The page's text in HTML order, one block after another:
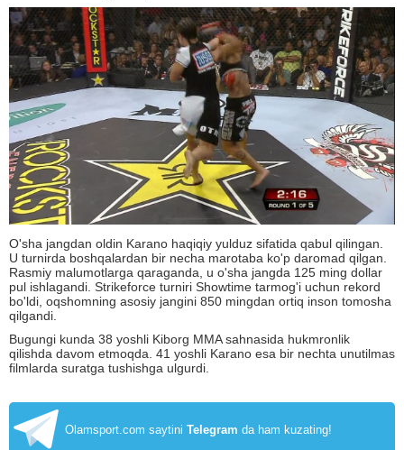
O'sha jangdan oldin Karano haqiqiy yulduz sifatida qabul qilingan.
U turnirda boshqalardan bir necha marotaba ko'p daromad qilgan.
Rasmiy malumotlarga qaraganda, u o'sha jangda 125 ming dollar
pul ishlagandi. Strikeforce turniri Showtime tarmog'i uchun rekord
bo'ldi, oqshomning asosiy jangini 850 mingdan ortiq inson tomosha
qilgandi.
Bugungi kunda 38 yoshli Kiborg MMA sahnasida hukmronlik
qilishda davom etmoqda. 41 yoshli Karano esa bir nechta unutilmas
filmlarda suratga tushishga ulgurdi.
Olamsport.com saytini Telegram da ham kuzating!